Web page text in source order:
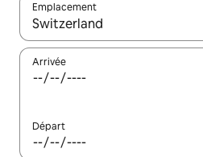
Emplacement
Quand les résultats sont
Arrivée
Départ